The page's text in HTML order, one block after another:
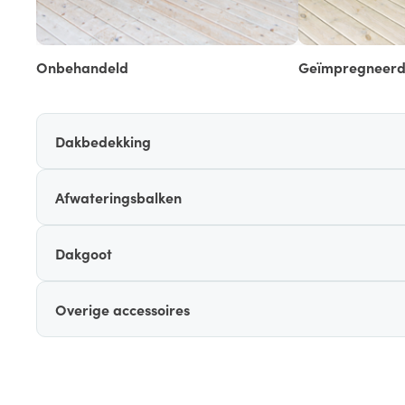
Onbehandeld
Dakbedekking
Afwateringsbalken
Dakgoot
Overige accessoires